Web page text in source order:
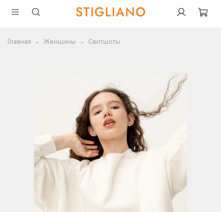
Главная Женщины Свитшоты